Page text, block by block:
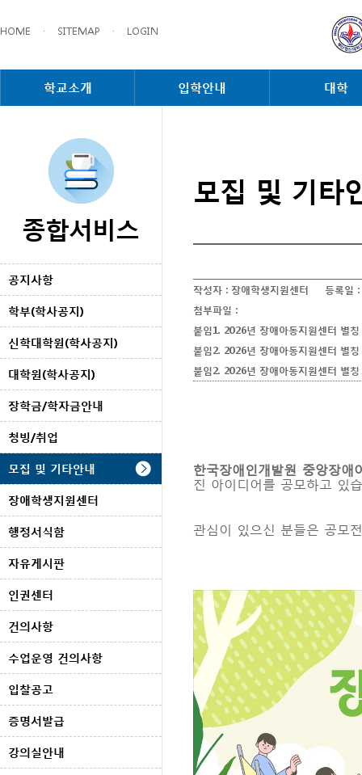
HOME · SITEMAP · LOGIN
학교소개 입학안내 대학
종합서비스
공지사항
학부(학사공지)
신학대학원(학사공지)
대학원(학사공지)
장학금/학자금안내
청빙/취업
모집 및 기타안내
장애학생지원센터
행정서식함
자유게시판
인권센터
건의사항
수업운영 건의사항
입찰공고
증명서발급
강의실안내
모집 및 기타
작성자 : 장애학생지원센터
등록일 :
첨부파일 :
붙임1. 2026년 장애아동지원센터 별
붙임2. 2026년 장애아동지원센터 별
붙임2. 2026년 장애아동지원센터 별
한국장애인개발원 중앙장애
진 아이디어를 공모하고 있
관심이 있으신 분들은 공모